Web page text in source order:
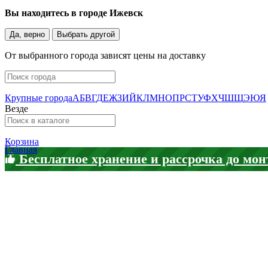
Вы находитесь в городе Ижевск
Да, верно Выбрать другой
От выбранного города зависят цены на доставку
Крупные городаАБВГДЕЖЗИЙКЛМНОПРСТУФХЧШЩЭЮЯ
Везде
Корзина
Бесплатное хранение и рассрочка до
Главная